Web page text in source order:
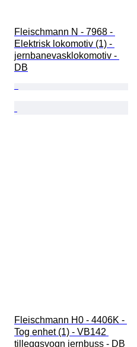
Fleischmann N - 7968 -
Elektrisk lokomotiv (1) -
jernbanevasklokomotiv -
DB
Fleischmann H0 - 4406K -
Tog enhet (1) - VB142
tilleggsvogn jernbuss - DB